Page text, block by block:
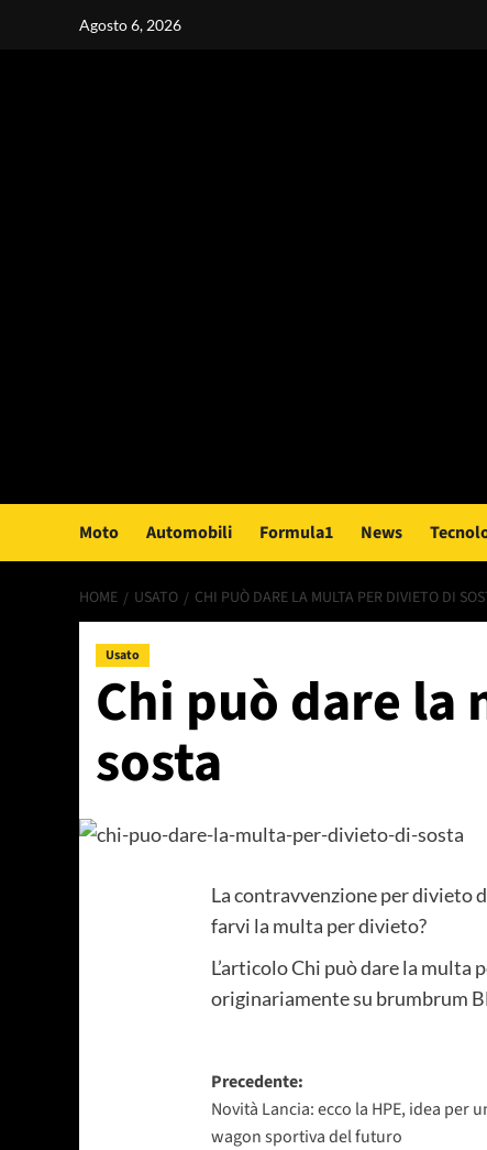
Agosto 6, 2026
Moto Automobili Formula1 News
HOME USATO CHI PUÒ DARE LA MULTA PER DIVIETO DI
Usato
Chi può dare
sosta
La contravvenzione per divieto
farvi la multa per divieto?
L’articolo Chi può dare la
originariamente su brumbrum
Navigazione
articolo
Precedente:
Novità Lancia: ecco la HPE, idea per
wagon sportiva del futuro